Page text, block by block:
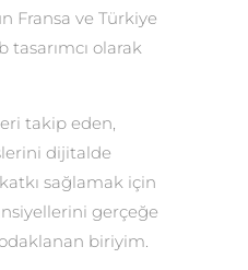
Fransa ve Türkiye
tasarımcı olarak
takip eden,
dijitalde
sağlamak için
gerçeğe
biriyim.